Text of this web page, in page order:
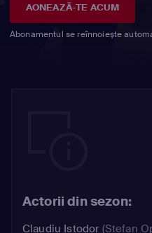
AONEAZĂ-TE ACUM
Abonamentul se reînnoiește
Actorii din sezon:
Claudiu Istodor (Stefan